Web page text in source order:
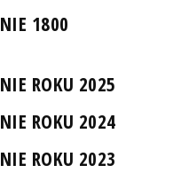
1800
ROKU 2025
ROKU 2024
ROKU 2023